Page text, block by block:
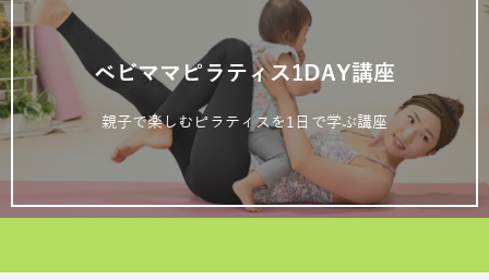
ベビママピラティス1DAY講座
親子で楽しむピラティスを1日で学ぶ講座